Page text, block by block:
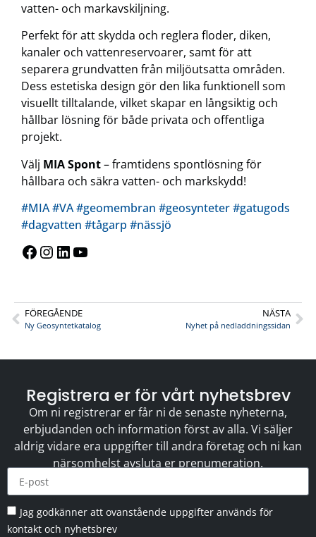
vatten- och markavskiljning.
Perfekt för att skydda och reglera floder, diken,
kanaler och vattenreservoarer, samt för att
separera grundvatten från miljöutsatta områden.
Dess estetiska design gör den lika funktionell som
visuellt tilltalande, vilket skapar en långsiktig och
hållbar lösning för både privata och offentliga
projekt.
Välj MIA Spont– framtidens spontlösning för
hållbara och säkra vatten- och markskydd!
#MIA#VA#geomembran #geosynteter#gatugods
#dagvatten #tågarp #nässjö
FÖREGÅENDE
Ny Geosyntetkatalog
NÄSTA
Nyhet på nedladdningssidan
Registrera er för vårt nyhetsbrev
Om ni registrerar er får ni de senaste nyheterna,
erbjudanden och information först av alla. Vi säljer
aldrig vidare era uppgifter till andra företag och ni kan
närsomhelst avsluta er prenumeration.
Jag godkänner att ovanstående uppgifter används för
kontakt och nyhetsbrev